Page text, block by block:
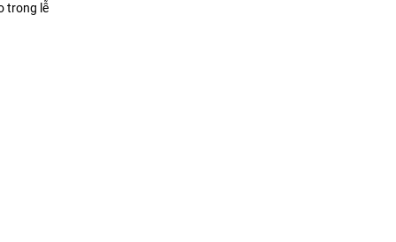
trong lễ